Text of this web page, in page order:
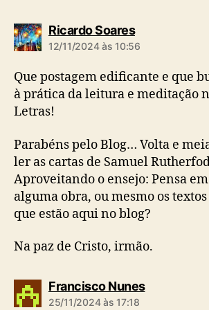
Ricardo Soaresd
i
12/11/2024 às 10:56
Que postagem edificante e que
à prática da leitura e meditação
Letras!
Parabéns pelo Blog… Volta e
ler as cartas de Samuel
Aproveitando o ensejo: Pensa
alguma obra, ou mesmo os
que estão aqui no blog?
Na paz de Cristo, irmão.
Francisco Nunesd
25/11/2024 às 17:18